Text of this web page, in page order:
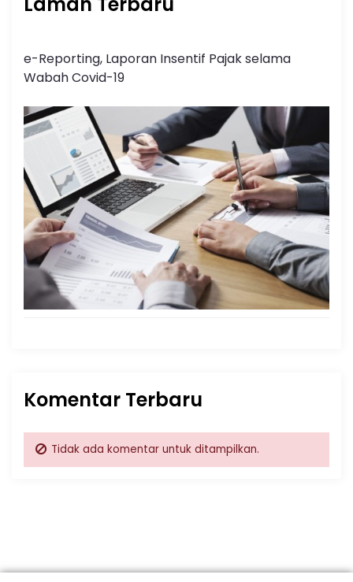
e-Reporting, Laporan Insentif Pajak selama
Wabah Covid-19
Komentar Terbaru
Tidak ada komentar untuk ditampilkan.